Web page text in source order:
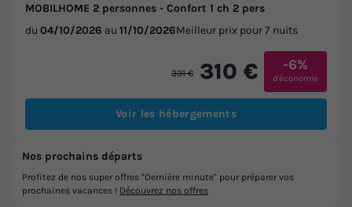
MOBILHOME 2 personnes - Confort 1 ch 2 pers
du 04/10/2026 au 11/10/2026Meilleur prix pour 7 nuits
331 € 310 € -6%
d'économie
Voir les hébergements
Nos prochains départs
Profitez de nos super offres "Dernière minute" pour préparer vos
prochaines vacances ! Découvrez nos offres